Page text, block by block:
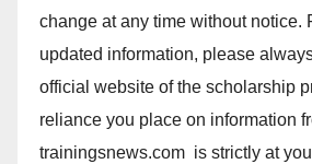
change at any time without notice.
updated information, please
official website of the scholarship
reliance you place on information
trainingsnews.com is strictly at